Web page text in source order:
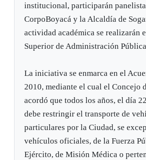
institucional, participarán
CorpoBoyacá y la Alcaldía de
actividad académica se realizarán
Superior de Administración Pública
La iniciativa se enmarca en el
2010, mediante el cual el Concejo
acordó que todos los años, el día
debe restringir el transporte de
particulares por la Ciudad, se
vehículos oficiales, de la Fuerza
Ejército, de Misión Médica o